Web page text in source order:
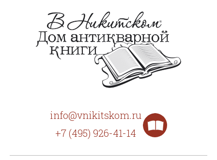
info@vnikitskom.ru
+7 (495) 926-41-14